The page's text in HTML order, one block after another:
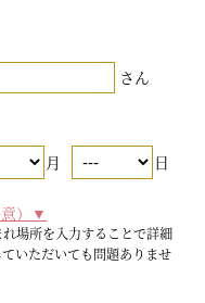
さん
月 日
）▼
場所を入力することで詳細
いただいても問題ありませ